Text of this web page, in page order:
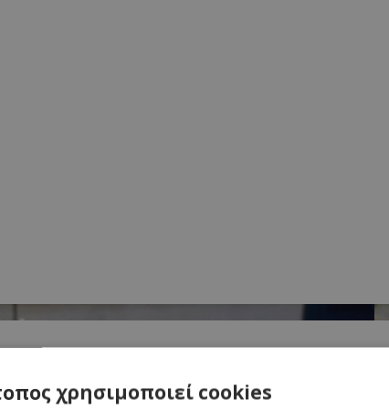
χρησιμοποιεί cookies